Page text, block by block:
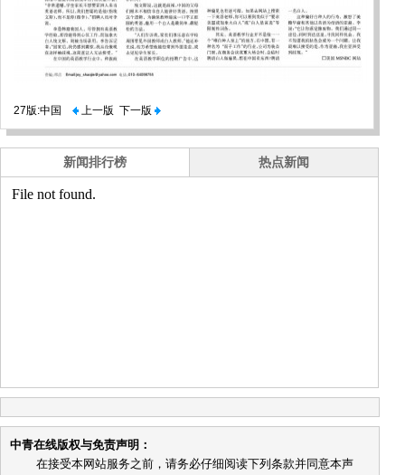
27版:中国 上一版 下一版
新闻排行榜 热点新闻
中青在线版权与免责声明：
在接受本网站服务之前，请务必仔细阅读下列条款并同意本声